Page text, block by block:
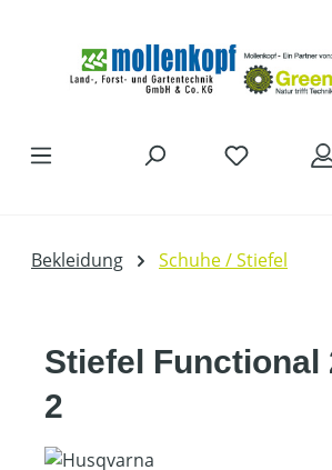
Bekleidung Schuhe / Stiefel
Stiefel Functional
2